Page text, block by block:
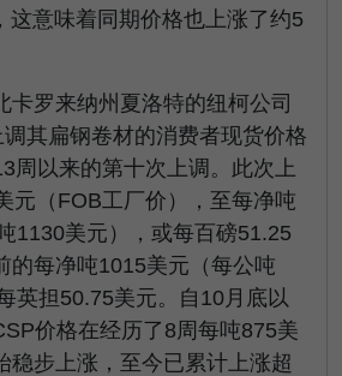
这意味着同期价格也上涨了约5
卡罗来纳州夏洛特的纽柯公司
调其扁钢卷材的消费者现货价格
周以来的第十次上调。此次上
元（FOB工厂价），至每净吨
1130美元），或每百磅51.25
的每净吨1015美元（每公吨
英担50.75美元。自10月底以
价格在经历了8周每吨875美
稳步上涨，至今已累计上涨超